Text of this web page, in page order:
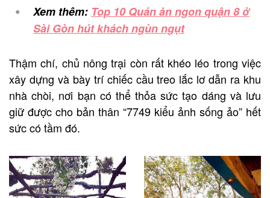
Xem thêm: Top 10 Quán ăn ngon quận 8 ở
Sài Gòn hút khách ngùn ngụt
Thậm chí, chủ nông trại còn rất khéo léo trong việc
xây dựng và bày trí chiếc cầu treo lắc lơ dẫn ra khu
nhà chòi, nơi bạn có thể thỏa sức tạo dáng và lưu
giữ được cho bản thân “7749 kiểu ảnh sống ảo” hết
sức có tầm đó.